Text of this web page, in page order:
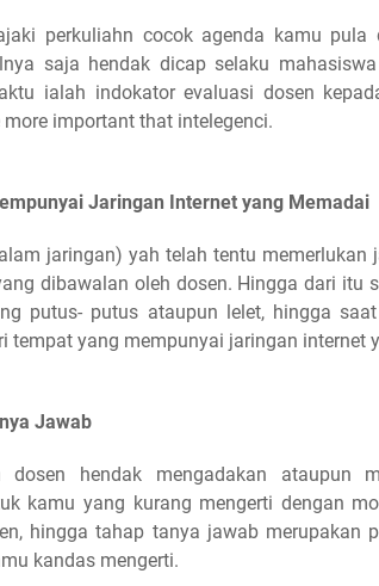
perkuliahn cocok agenda kamu pula
saja hendak dicap selaku
ialah indokator evaluasi dosen
important that intelegenci.
Jaringan Internet yang Memadai
jaringan) yah telah tentu memerlukan
dibawalan oleh dosen. Hingga dari itu
putus- putus ataupun lelet, hingga
tempat yang mempunyai jaringan internet
Jawab
dosen hendak mengadakan ataupun
kamu yang kurang mengerti dengan
hingga tahap tanya jawab merupakan
kandas mengerti.